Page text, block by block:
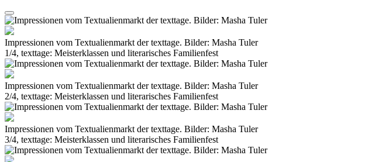
Impressionen vom Textualienmarkt der texttage. Bilder: Masha Tuler
1/4, texttage: Meisterklassen und literarisches Familienfest
Impressionen vom Textualienmarkt der texttage. Bilder: Masha Tuler
2/4, texttage: Meisterklassen und literarisches Familienfest
Impressionen vom Textualienmarkt der texttage. Bilder: Masha Tuler
3/4, texttage: Meisterklassen und literarisches Familienfest